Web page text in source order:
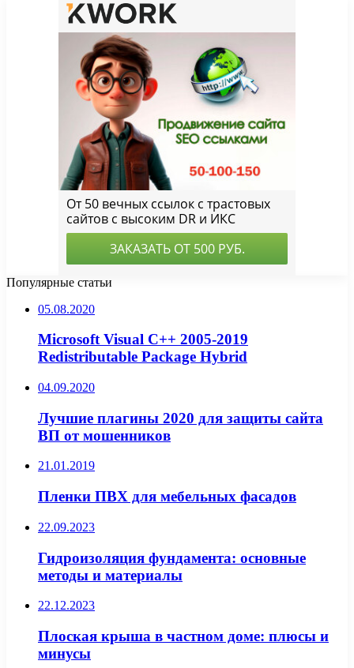
Популярные статьи
05.08.2020
Microsoft Visual C++ 2005-2019
Redistributable Package Hybrid
04.09.2020
Лучшие плагины 2020 для защиты сайта
ВП от мошенников
21.01.2019
Пленки ПВХ для мебельных фасадов
22.09.2023
Гидроизоляция фундамента: основные
методы и материалы
22.12.2023
Плоская крыша в частном доме: плюсы и
минусы